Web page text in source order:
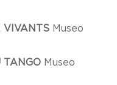
VIVANTS Museo
TANGO Museo